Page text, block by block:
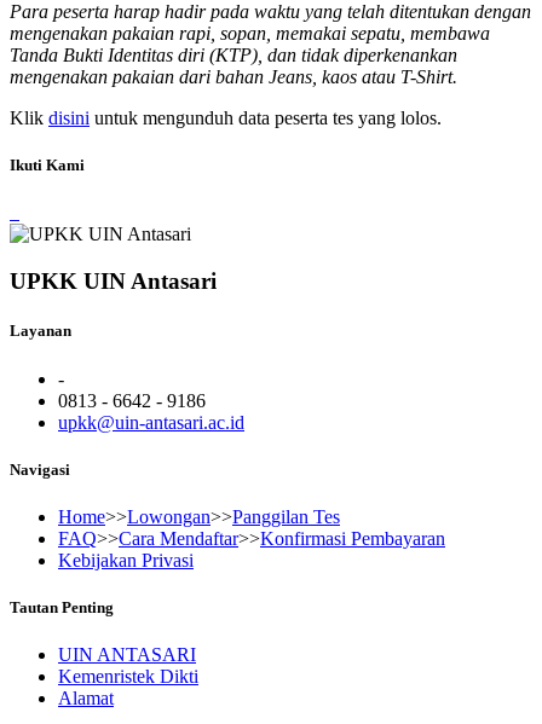
Para peserta harap hadir pada waktu yang telah ditentukan dengan
mengenakan pakaian rapi, sopan, memakai sepatu, membawa
Tanda Bukti Identitas diri (KTP), dan tidak diperkenankan
mengenakan pakaian dari bahan Jeans, kaos atau T-Shirt.
Klik disini untuk mengunduh data peserta tes yang lolos.
Ikuti Kami
UPKK UIN Antasari
Layanan
-
0813 - 6642 - 9186
upkk@uin-antasari.ac.id
Navigasi
Home>>Lowongan>>Panggilan Tes
FAQ>>Cara Mendaftar>>Konfirmasi Pembayaran
Kebijakan Privasi
Tautan Penting
UIN ANTASARI
Kemenristek Dikti
Alamat